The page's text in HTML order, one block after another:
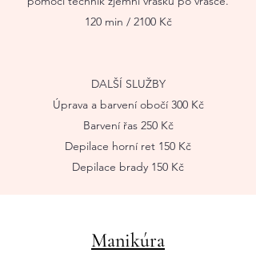
120 min / 2100 Kč
DALŠÍ SLUŽBY
Úprava a barvení obočí 300 Kč
Barvení řas 250 Kč
Depilace horní ret 150 Kč
Depilace brady 150 Kč
Manikúra